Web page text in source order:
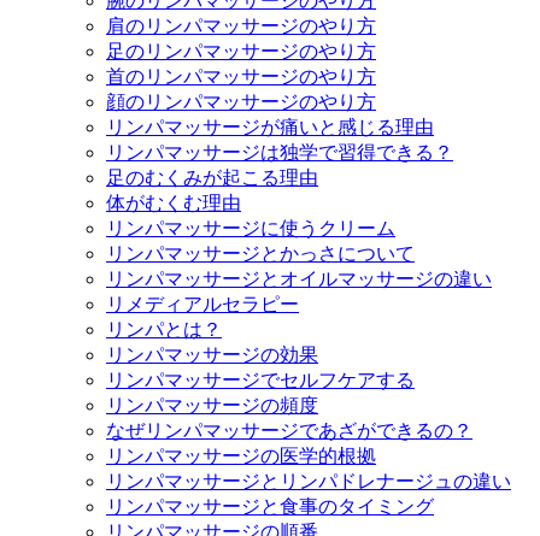
肩のリンパマッサージのやり方
足のリンパマッサージのやり方
首のリンパマッサージのやり方
顔のリンパマッサージのやり方
リンパマッサージが痛いと感じる理由
リンパマッサージは独学で習得できる？
足のむくみが起こる理由
体がむくむ理由
リンパマッサージに使うクリーム
リンパマッサージとかっさについて
リンパマッサージとオイルマッサージの違い
リメディアルセラピー
リンパとは？
リンパマッサージの効果
リンパマッサージでセルフケアする
リンパマッサージの頻度
なぜリンパマッサージであざができるの？
リンパマッサージの医学的根拠
リンパマッサージとリンパドレナージュの違い
リンパマッサージと食事のタイミング
リンパマッサージの順番